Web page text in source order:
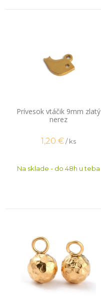
Prívesok vtáčik 9mm zlatý
nerez
1,20 € / ks
Na sklade - do 48h u teba